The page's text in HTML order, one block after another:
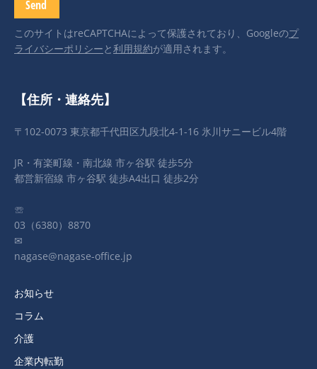
このサイトはreCAPTCHAによって保護されており、Googleのプ
ライバシーポリシーと利用規約が適用されます。
【住所・連絡先】
〒102-0073 東京都千代田区九段北4-1-16 氷川サニービル4階
JR・有楽町線・南北線 市ヶ谷駅 徒歩5分
都営新宿線 市ヶ谷駅 徒歩A4出口 徒歩2分
☏
03（6380）8870
✉
nagase@nagase-office.jp
お知らせ
コラム
介護
企業内転勤